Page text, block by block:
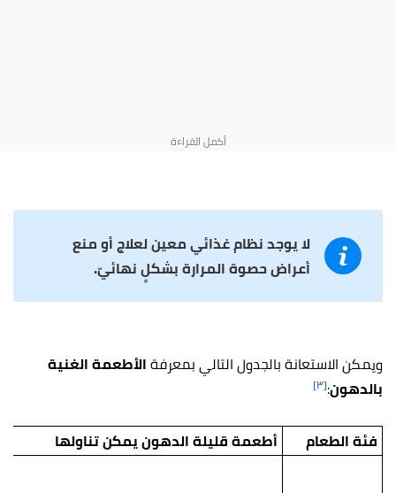
لا يوجد نظام غذائي معين لعلاج أو منع
أعراض حصوة المرارة بشكلٍ نهائيّ.
ويمكن الاستعانة بالجدول التالي بمعرفةالأطعمة الغنية
بالدهون:[٣]
فئة الطعام أطعمة قليلة الدهون يمكن تناولها